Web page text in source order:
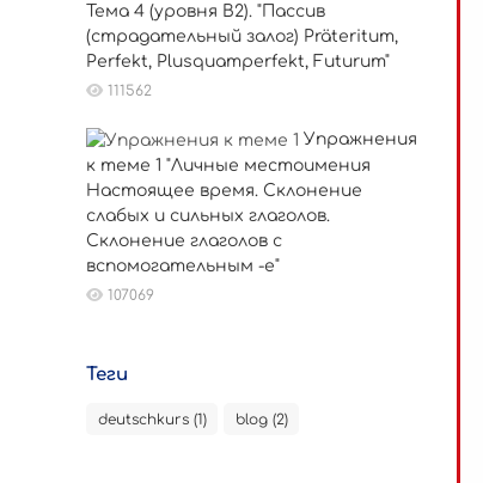
Тема 4 (уровня B2). "Пассив
(страдательный залог) Präteritum,
Perfekt, Plusquamperfekt, Futurum"
111562
Упражнения
к теме 1 "Личные местоимения
Настоящее время. Склонение
слабых и сильных глаголов.
Склонение глаголов с
вспомогательным -е"
107069
Теги
deutschkurs (1) blog (2)